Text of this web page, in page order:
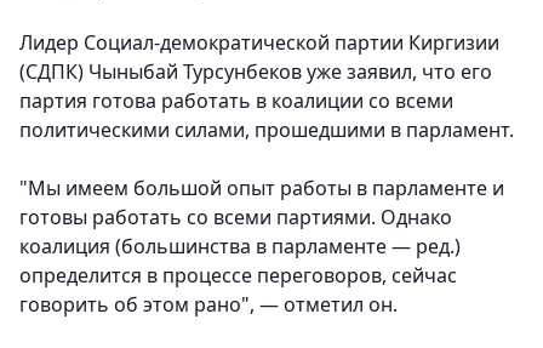
Лидер Социал-демократической партии Киргизии
(СДПК) Чыныбай Турсунбеков уже заявил, что его
партия готова работать в коалиции со всеми
политическими силами, прошедшими в парламент.
"Мы имеем большой опыт работы в парламенте и
готовы работать со всеми партиями. Однако
коалиция (большинства в парламенте — ред.)
определится в процессе переговоров, сейчас
говорить об этом рано", — отметил он.